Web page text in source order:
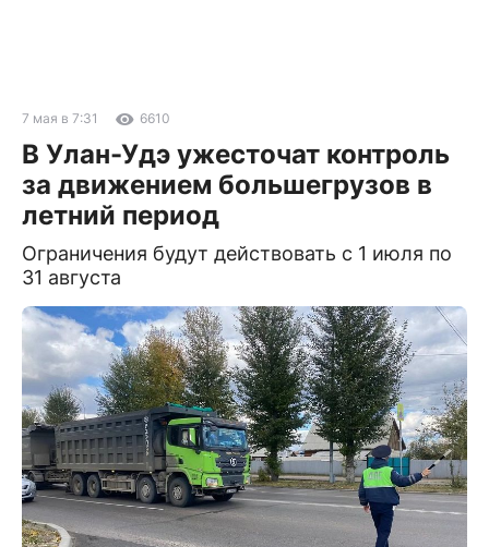
7 мая в 7:31 6610
В Улан-Удэ ужесточат контроль
за движением большегрузов в
летний период
Ограничения будут действовать с 1 июля по
31 августа